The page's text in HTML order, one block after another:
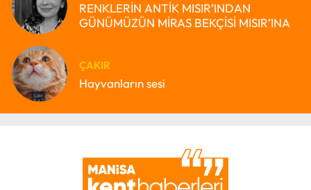
RENKLERİN ANTİK MISIR’INDAN
GÜNÜMÜZÜN MİRAS BEKÇİSİ MISIR’INA
ÇAKIR
Hayvanların sesi